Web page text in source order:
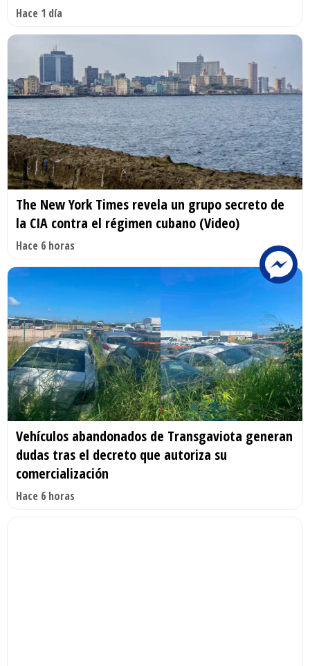
Hace 1 día
The New York Times revela un grupo secreto de
la CIA contra el régimen cubano (Video)
Hace 6 horas
Vehículos abandonados de Transgaviota generan
dudas tras el decreto que autoriza su
comercialización
Hace 6 horas